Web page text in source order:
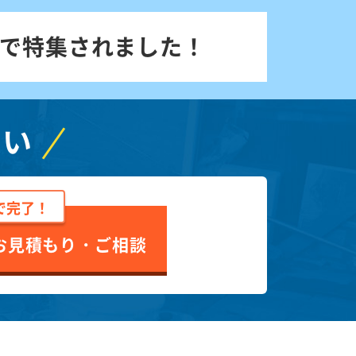
特集されました！
完了！
見積もり・ご相談